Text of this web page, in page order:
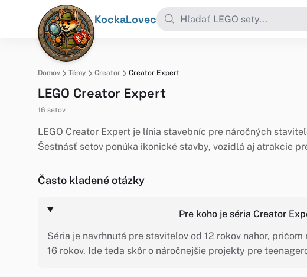
KockaLovec
Domov Témy Creator Creator Expert
LEGO Creator Expert
16 setov
LEGO Creator Expert je línia stavebníc pre náročných
Šestnásť setov ponúka ikonické stavby, vozidlá aj atrakcie
Často kladené otázky
Pre koho je séria Creator
Séria je navrhnutá pre staviteľov od 12 rokov nahor,
16 rokov. Ide teda skôr o náročnejšie projekty pre